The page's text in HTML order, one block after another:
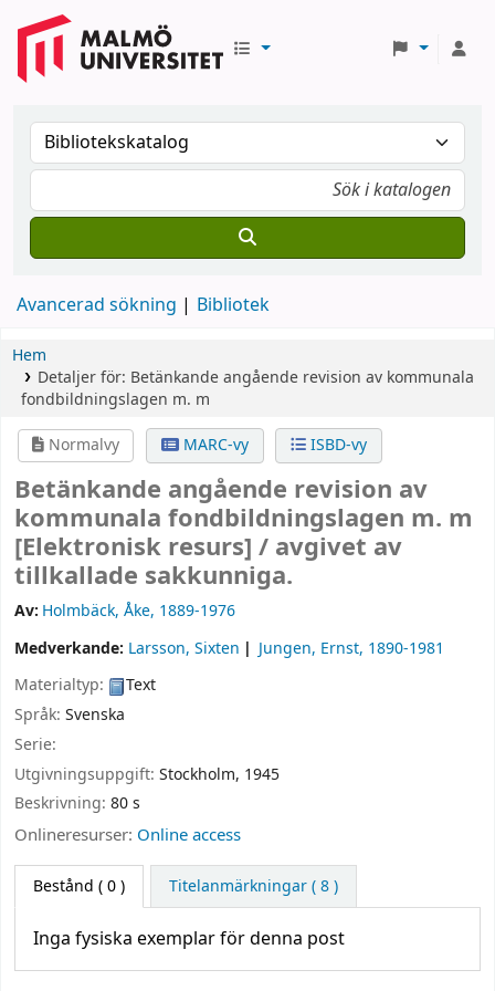
Avancerad sökning Bibliotek
Hem
Detaljer för: Betänkande angående revision av kommunala
fondbildningslagen m. m
Normalvy
MARC-vy ISBD-vy
Betänkande angående revision av
kommunala fondbildningslagen m. m
[Elektronisk resurs] / avgivet av
tillkallade sakkunniga.
Av: Holmbäck, Åke, 1889-1976
Medverkande: Larsson, Sixten Jungen, Ernst, 1890-1981
Materialtyp:
Text
Språk: Svenska
Serie:
Utgivningsuppgift: Stockholm, 1945
Beskrivning: 80 s
Onlineresurser: Online access
Bestånd ( 0 ) Titelanmärkningar ( 8 )
Inga fysiska exemplar för denna post